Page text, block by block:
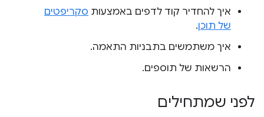
איך להחדיר קוד לדפים באמצעות סקריפטים
של תוכן.
איך משתמשים בתבניות התאמה.
הרשאות של תוספים.
לפני שמתחילים